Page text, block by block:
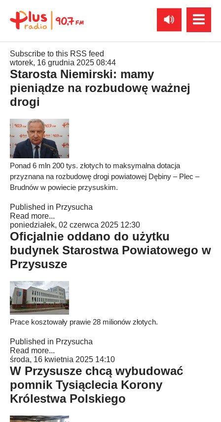
Subscribe to this RSS feed
wtorek, 16 grudnia 2025 08:44
Starosta Niemirski: mamy
pieniądze na rozbudowę ważnej
drogi
Ponad 6 mln 200 tys. złotych to maksymalna dotacja
przyznana na rozbudowę drogi powiatowej Dębiny – Plec –
Brudnów w powiecie przysuskim.
Published in Przysucha
Read more...
poniedziałek, 02 czerwca 2025 12:30
Oficjalnie oddano do użytku
budynek Starostwa Powiatowego w
Przysusze
Prace kosztowały prawie 28 milionów złotych.
Published in Przysucha
Read more...
środa, 16 kwietnia 2025 14:10
W Przysusze chcą wybudować
pomnik Tysiąclecia Korony
Królestwa Polskiego